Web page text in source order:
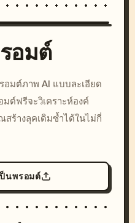
c, cyberpunk sunset, neon
colors, 8k --v 6.0
อมต์
อมต์ภาพ AI แบบละเอียด
ต์ฟรีจะวิเคราะห์องค์
ร้างลุคเดิมซ้ำได้ในไม่กี่
นพรอมต์